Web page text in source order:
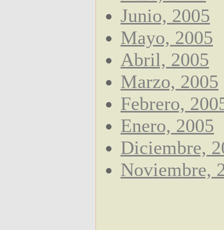
Junio, 2005
Mayo, 2005
Abril, 2005
Marzo, 2005
Febrero,
Enero, 2005
Diciembre,
Noviembre,